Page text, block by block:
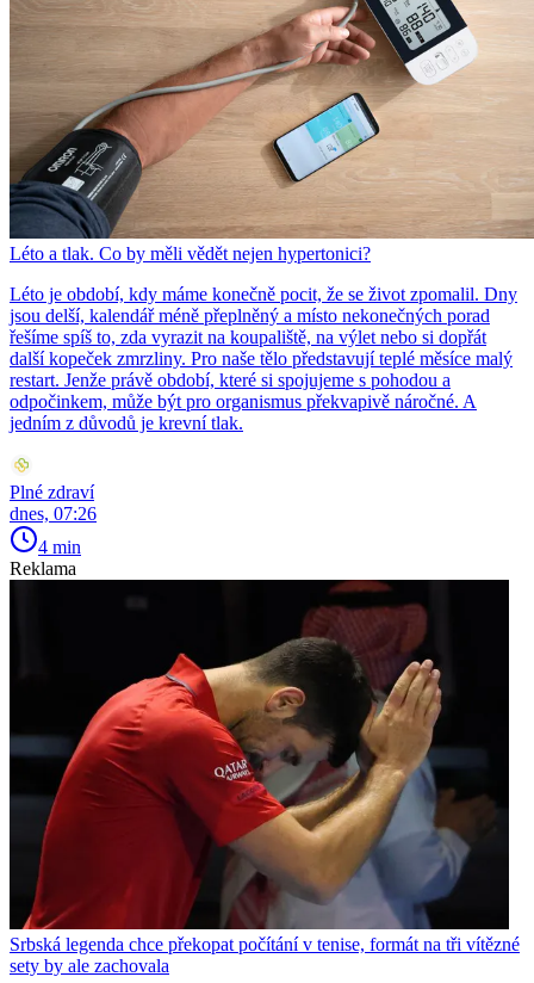
Léto a tlak. Co by měli vědět nejen hypertonici?
Léto je období, kdy máme konečně pocit, že se život zpomalil. Dny
jsou delší, kalendář méně přeplněný a místo nekonečných porad
řešíme spíš to, zda vyrazit na koupaliště, na výlet nebo si dopřát
další kopeček zmrzliny. Pro naše tělo představují teplé měsíce malý
restart. Jenže právě období, které si spojujeme s pohodou a
odpočinkem, může být pro organismus překvapivě náročné. A
jedním z důvodů je krevní tlak.
Plné zdraví
dnes, 07:26
4 min
Reklama
Srbská legenda chce překopat počítání v tenise, formát na tři vítězné
sety by ale zachovala